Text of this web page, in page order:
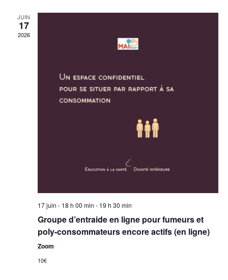
JUIN
17
2026
17 juin - 18 h 00 min - 19 h 30 min
Groupe d’entraide en ligne pour fumeurs et
poly-consommateurs encore actifs (en ligne)
Zoom
10€